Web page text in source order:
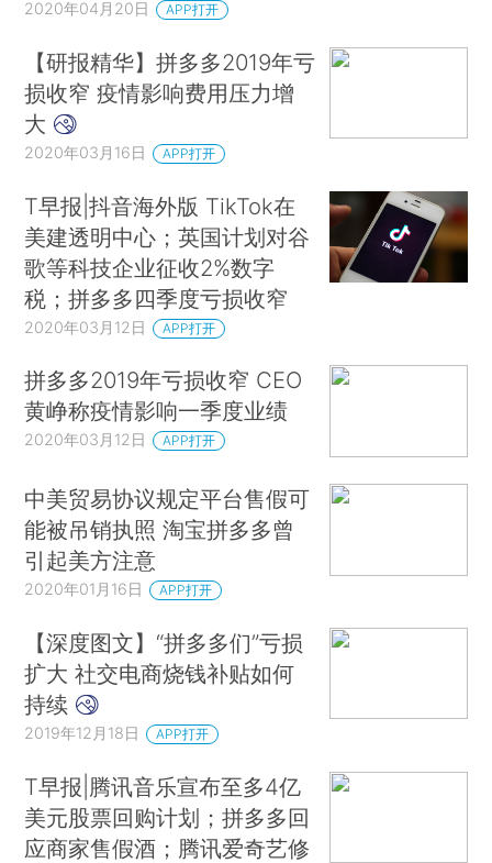
2020年04月20日 APP打开
【研报精华】拼多多2019年亏
损收窄 疫情影响费用压力增
大
2020年03月16日 APP打开
T早报|抖音海外版 TikTok在
美建透明中心；英国计划对谷
歌等科技企业征收2%数字
税；拼多多四季度亏损收窄
2020年03月12日 APP打开
拼多多2019年亏损收窄 CEO
黄峥称疫情影响一季度业绩
2020年03月12日 APP打开
中美贸易协议规定平台售假可
能被吊销执照 淘宝拼多多曾
引起美方注意
2020年01月16日 APP打开
【深度图文】“拼多多们”亏损
扩大 社交电商烧钱补贴如何
持续
2019年12月18日 APP打开
T早报|腾讯音乐宣布至多4亿
美元股票回购计划；拼多多回
应商家售假酒；腾讯爱奇艺修